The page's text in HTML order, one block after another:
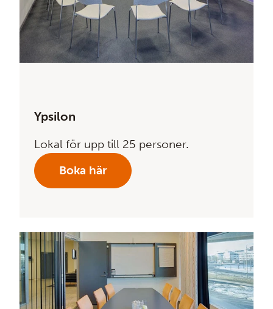
Ypsilon
Lokal för upp till 25 personer.
Boka här